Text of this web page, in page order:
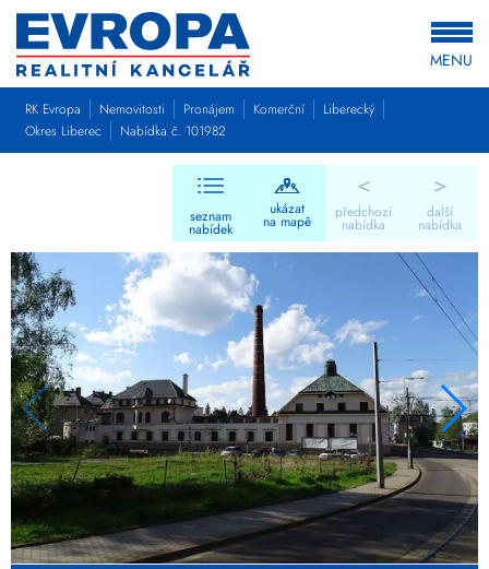
MENU
RK Evropa Nemovitosti Pronájem Komerční
Liberecký
Okres Liberec
Nabídka č. 101982
<
předchozí
nabídka
seznam
nabídek
ukázat
na mapě
>
další
nabídka